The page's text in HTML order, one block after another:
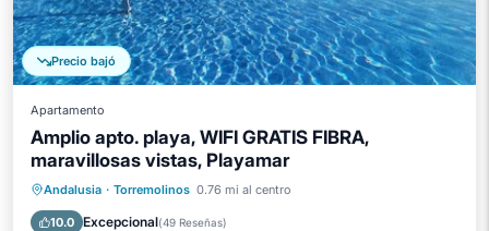
Precio bajó
Apartamento
Amplio apto. playa, WIFI GRATIS FIBRA,
maravillosas vistas, Playamar
Andalusia · Torremolinos 0.76 mi al centro
10.0 Excepcional(49 Reseñas)
Aparcamiento Piscina
Balcón/Terraza